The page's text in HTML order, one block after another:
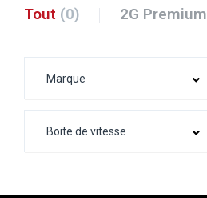
Tout (0) 2G Premium